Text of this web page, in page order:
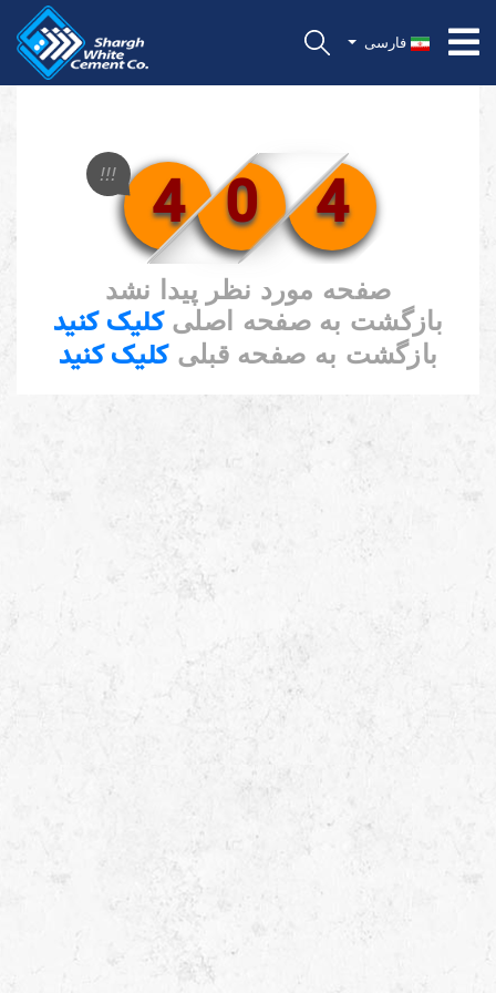
فارسی
4 0 4
!!!
صفحه مورد نظر پیدا نشد
بازگشت به صفحه اصلیکلیک کنید
بازگشت به صفحه قبلیکلیک کنید